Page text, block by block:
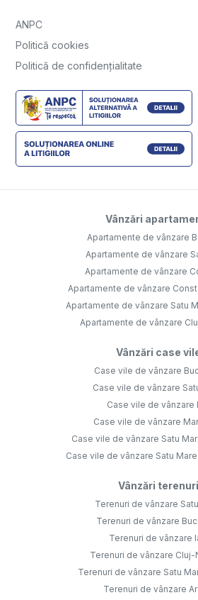
ANPC
Politică cookies
Politică de confidențialitate
Vânzări
Apartamente de vânzare
Apartamente de vânzare
Apartamente de vânzare
Apartamente de vânzare
Apartamente de vânzare Satu
Apartamente de vânzare
Vânzări case
Case vile de vânzare
Case vile de vânzare
Case vile de vânzare
Case vile de vânzare
Case vile de vânzare Satu
Case vile de vânzare Satu
Vânzări terenuri
Terenuri de vânzare
Terenuri de vânzare
Terenuri de vânzare
Terenuri de vânzare Cluj-
Terenuri de vânzare Satu
Terenuri de vânzare